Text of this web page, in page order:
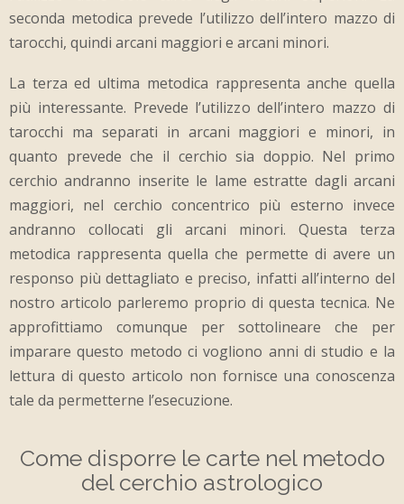
seconda metodica prevede l’utilizzo dell’intero mazzo di
tarocchi, quindi arcani maggiori e arcani minori.
La terza ed ultima metodica rappresenta anche quella
più interessante. Prevede l’utilizzo dell’intero mazzo di
tarocchi ma separati in arcani maggiori e minori, in
quanto prevede che il cerchio sia doppio. Nel primo
cerchio andranno inserite le lame estratte dagli arcani
maggiori, nel cerchio concentrico più esterno invece
andranno collocati gli arcani minori. Questa terza
metodica rappresenta quella che permette di avere un
responso più dettagliato e preciso, infatti all’interno del
nostro articolo parleremo proprio di questa tecnica. Ne
approfittiamo comunque per sottolineare che per
imparare questo metodo ci vogliono anni di studio e la
lettura di questo articolo non fornisce una conoscenza
tale da permetterne l’esecuzione.
Come disporre le carte nel metodo
del cerchio astrologico